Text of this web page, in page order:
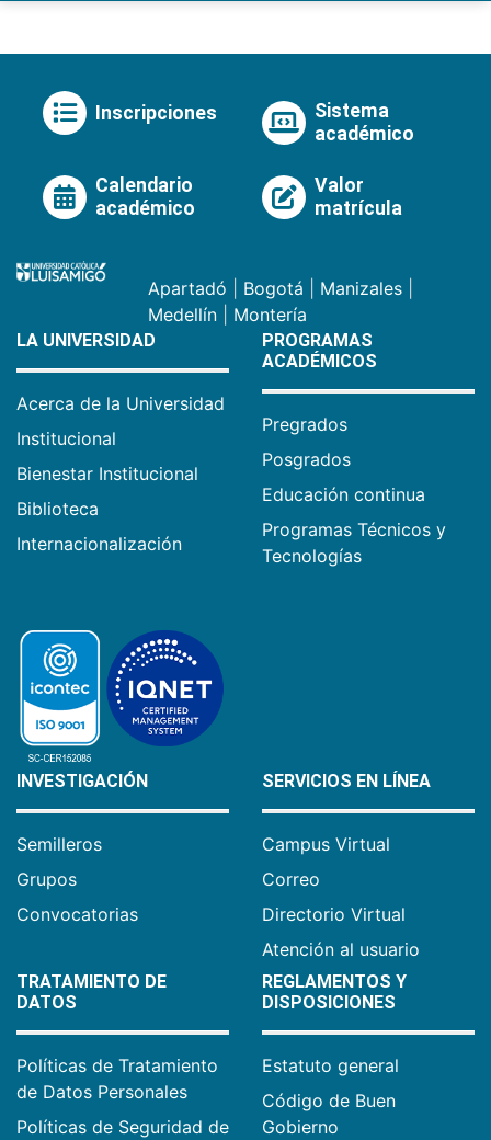
Inscripciones
Sistema
académico
Calendario
académico
Valor
matrícula
Apartadó Bogotá Manizales
Medellín
Montería
LA UNIVERSIDAD
Acerca de la Universidad
Institucional
Bienestar Institucional
Biblioteca
Internacionalización
PROGRAMAS
ACADÉMICOS
Pregrados
Posgrados
Educación continua
Programas Técnicos y
Tecnologías
INVESTIGACIÓN
Semilleros
Grupos
Convocatorias
SERVICIOS EN LÍNEA
Campus Virtual
Correo
Directorio Virtual
Atención al usuario
TRATAMIENTO DE
DATOS
Políticas de Tratamiento
de Datos Personales
Políticas de Seguridad de
REGLAMENTOS Y
DISPOSICIONES
Estatuto general
Código de Buen
Gobierno